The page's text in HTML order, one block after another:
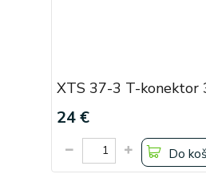
XTS 37-3 T-konektor
24 €
Do